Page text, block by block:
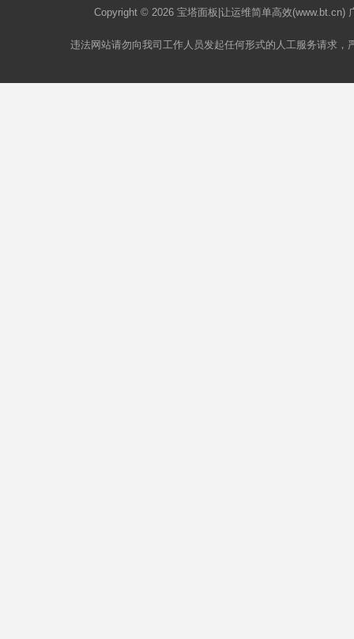
Copyright © 2026 宝塔面板 |让运维简单高效
违法网站请勿向我司工作人员发起任何形式的人工服务请求，